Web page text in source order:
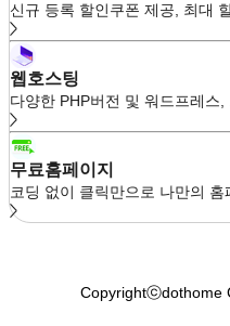
신규 등록 할인쿠폰 제공, 최대
웹호스팅
다양한 PHP버전 및 워드프레스
무료홈페이지
코딩 없이 클릭만으로 나만의 홈
Copyrightⓒdothome